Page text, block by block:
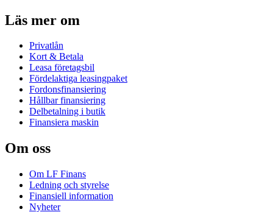
Läs mer om
Privatlån
Kort & Betala
Leasa företagsbil
Fördelaktiga leasingpaket
Fordonsfinansiering
Hållbar finansiering
Delbetalning i butik
Finansiera maskin
Om oss
Om LF Finans
Ledning och styrelse
Finansiell information
Nyheter